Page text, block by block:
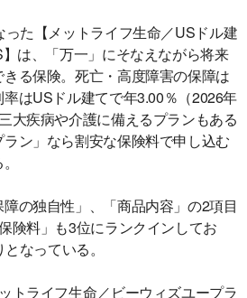
た【メットライフ生命／USドル建
は、「万一」にそなえながら将来
る保険。死亡・高度障害の保障は
はUSドル建てで年3.00％（2026年
大疾病や介護に備えるプランもある
ン」なら割安な保険料で申し込む
の独自性」、「商品内容」の2項目
険料」も3位にランクインしてお
なっている。
トライフ生命／ビーウィズユープラ